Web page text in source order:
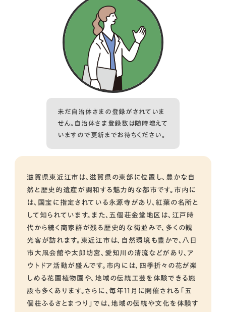
未だ自治体さまの登録がされていま
せん。自治体さま登録数は随時増えて
いますので更新までお待ちください。
滋賀県東近江市は、滋賀県の東部に位置し、豊かな自
然と歴史的遺産が調和する魅力的な都市です。市内に
は、国宝に指定されている永源寺があり、紅葉の名所と
して知られています。また、五個荘金堂地区は、江戸時
代から続く商家群が残る歴史的な街並みで、多くの観
光客が訪れます。東近江市は、自然環境も豊かで、八日
市大凧会館や太郎坊宮、愛知川の清流などがあり、ア
ウトドア活動が盛んです。市内には、四季折々の花が楽
しめる花園植物園や、地域の伝統工芸を体験できる施
設も多くあります。さらに、毎年11月に開催される「五
個荘ふるさとまつり」では、地域の伝統や文化を体験す